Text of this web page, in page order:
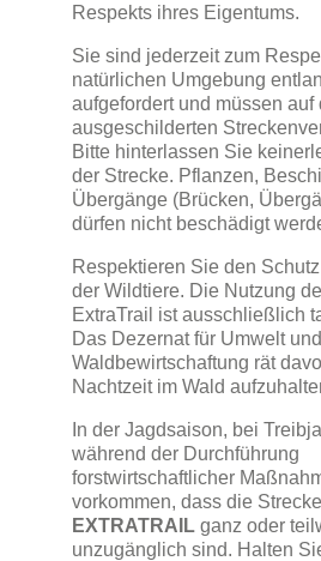
Respekts ihres Eigentums.
Sie sind jederzeit zum
natürlichen Umgebung
aufgefordert und müssen auf
ausgeschilderten
Bitte hinterlassen Sie
der Strecke. Pflanzen,
Übergänge (Brücken,
dürfen nicht beschädigt
Respektieren Sie den
der Wildtiere. Die Nutzung
ExtraTrail ist ausschließlich
Das Dezernat für Umwelt und
Waldbewirtschaftung rät
Nachtzeit im Wald
In der Jagdsaison, bei
während der Durchführung
forstwirtschaftlicher
vorkommen, dass die
EXTRATRAIL ganz oder
unzugänglich sind. Halten